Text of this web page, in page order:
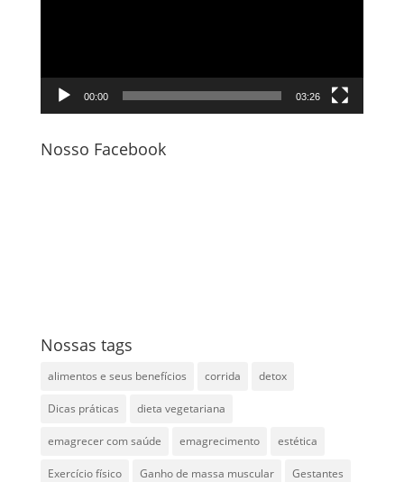
00:00 03:26
Nosso Facebook
Nossas tags
alimentos e seus benefícios corrida detox
Dicas práticas dieta vegetariana
emagrecer com saúde emagrecimento estética
Exercício físico Ganho de massa muscular Gestantes